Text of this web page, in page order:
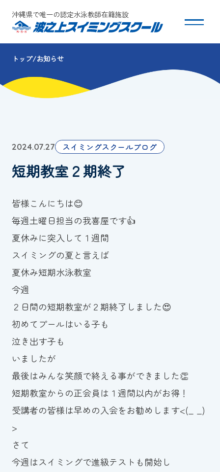
沖縄県で唯一の認定水泳教師在籍施設
スクールについて
コース・クラス紹介
団体会員募集
採用情報
お知らせ
カレンダー
波スイタイムズ
お問い合わせ
Tel.098-863-7264
平日 9:00～22:00｜土祝 9:00～21:00
メールでお問い合わせ
体験申し込みはこちら!
トップ お知らせ
2024.07.27 スイミングスクールブログ
短期教室２期終了
皆様こんにちは😊
毎週土曜日担当の我喜屋です👍
夏休みに突入して１週間
スイミングの夏と言えば
夏休み短期水泳教室
今週
２日間の短期教室が２期終了しました😍
初めてプールはいる子も
泣き出す子も
いましたが
最後はみんな笑顔で終える事ができました👏
短期教室からの正会員は１週間以内がお得！
受講者の皆様は早めの入会をお勧めします<(_ _)
>
さて
今週はスイミングで進級テストも開始し